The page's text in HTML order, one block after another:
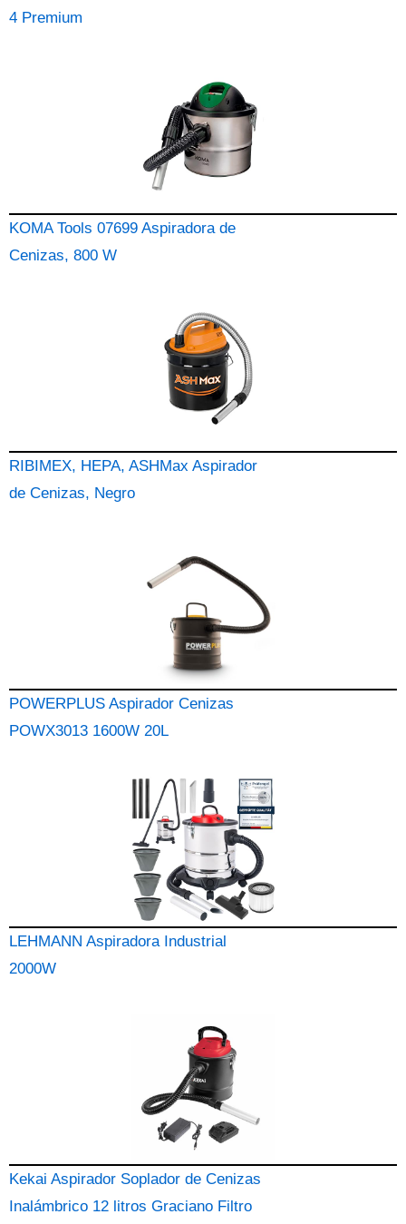
4 Premium
KOMA Tools 07699 Aspiradora de
Cenizas, 800 W
RIBIMEX, HEPA, ASHMax Aspirador
de Cenizas, Negro
POWERPLUS Aspirador Cenizas
POWX3013 1600W 20L
LEHMANN Aspiradora Industrial
2000W
Kekai Aspirador Soplador de Cenizas
Inalámbrico 12 litros Graciano Filtro